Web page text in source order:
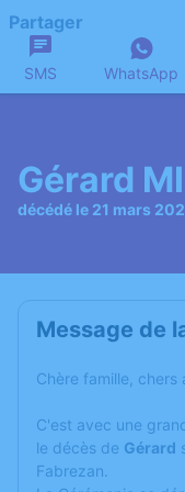
Partager
SMS WhatsApp
Gérard
décédé le 21 mars
Message de
Chère famille, chers
C'est avec une
le décès de Gérard
Fabrezan.